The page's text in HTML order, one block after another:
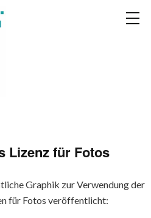
Lizenz für Fotos
Graphik zur Verwendung der
für Fotos veröffentlicht: